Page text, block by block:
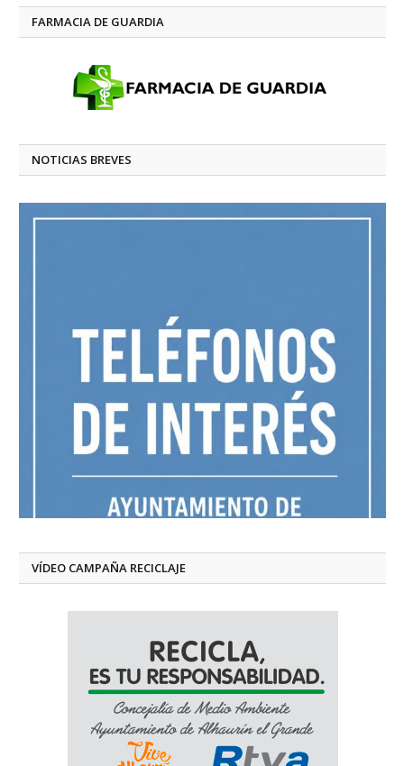
FARMACIA DE GUARDIA
NOTICIAS BREVES
VÍDEO CAMPAÑA RECICLAJE